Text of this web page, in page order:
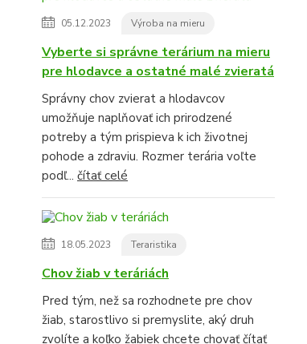
05.12.2023 Výroba na mieru
Vyberte si správne terárium na mieru
pre hlodavce a ostatné malé zvieratá
Správny chov zvierat a hlodavcov
umožňuje naplňovať ich prirodzené
potreby a tým prispieva k ich životnej
pohode a zdraviu. Rozmer terária voľte
podľ... čítať celé
18.05.2023 Teraristika
Chov žiab v teráriách
Pred tým, než sa rozhodnete pre chov
žiab, starostlivo si premyslite, aký druh
zvolíte a koľko žabiek chcete chovaťčítať